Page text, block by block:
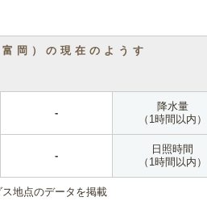
岡）の現在のようす
-
降水量
（1時間以内）
-
日照時間
（1時間以内）
地点のデータを掲載